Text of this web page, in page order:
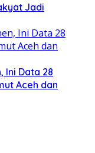
Jadi
Ini Data 28
Aceh dan